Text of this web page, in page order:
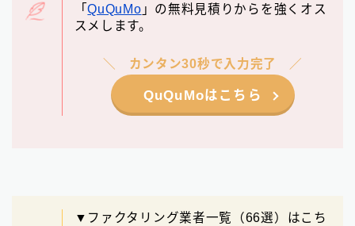
「QuQuMo 」の無料見積りからを強くオス
スメします。
カンタン30秒で入力完了
QuQuMoはこちら
▼ファクタリング業者一覧（66選）はこち